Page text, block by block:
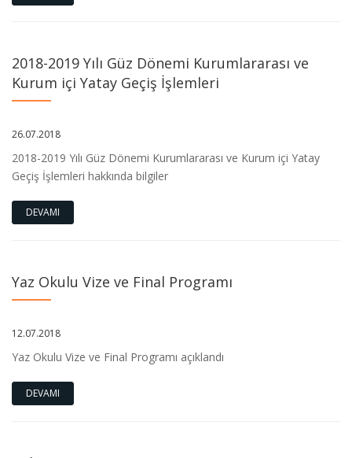
2018-2019 Yılı Güz Dönemi Kurumlararası ve
Kurum içi Yatay Geçiş İşlemleri
26.07.2018
2018-2019 Yılı Güz Dönemi Kurumlararası ve Kurum içi Yatay
Geçiş İşlemleri hakkında bilgiler
DEVAMI
Yaz Okulu Vize ve Final Programı
12.07.2018
Yaz Okulu Vize ve Final Programı açıklandı
DEVAMI